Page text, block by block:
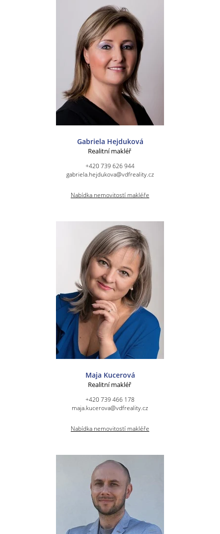
Gabriela Hejduková
Realitní makléř
+420 739 626 944
gabriela.hejdukova@vdfreality.cz
Nabídka nemovitostí makléře
Maja Kucerová
Realitní makléř
+420 739 466 178
maja.kucerova@vdfreality.cz
Nabídka nemovitostí makléře